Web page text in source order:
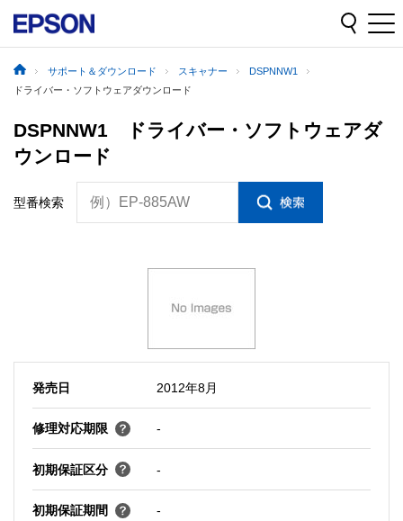
サポート＆ダウンロード スキャナー
DSPNNW1
ドライバー・ソフトウェアダウンロード
DSPNNW1 ドライバー・ソフトウェアダ
ウンロード
型番検索 例）EP-885AW
発売日 2012年8月
修理対応期限 -
初期保証区分 -
初期保証期間 -